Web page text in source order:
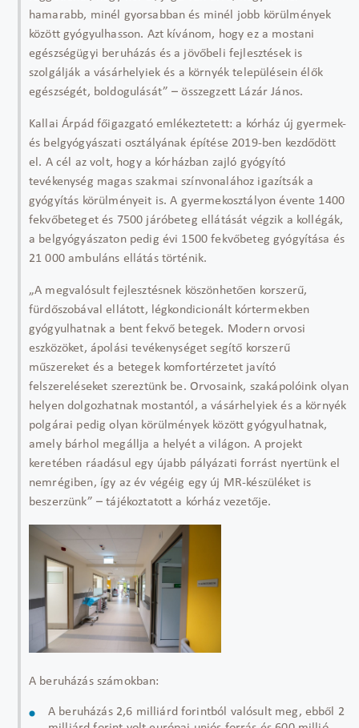
hamarabb, minél gyorsabban és minél jobb körülmények
között gyógyulhasson. Azt kívánom, hogy ez a mostani
egészségügyi beruházás és a jövőbeli fejlesztések is
szolgálják a vásárhelyiek és a környék településein élők
egészségét, boldogulását” – összegzett Lázár János.
Kallai Árpád főigazgató emlékeztetett: a kórház új gyermek-
és belgyógyászati osztályának építése 2019-ben kezdődött
el. A cél az volt, hogy a kórházban zajló gyógyító
tevékenység magas szakmai színvonalához igazítsák a
gyógyítás körülményeit is. A gyermekosztályon évente 1400
fekvőbeteget és 7500 járóbeteg ellátását végzik a kollégák,
a belgyógyászaton pedig évi 1500 fekvőbeteg gyógyítása és
21 000 ambuláns ellátás történik.
„A megvalósult fejlesztésnek köszönhetően korszerű,
fürdőszobával ellátott, légkondicionált kórtermekben
gyógyulhatnak a bent fekvő betegek. Modern orvosi
eszközöket, ápolási tevékenységet segítő korszerű
műszereket és a betegek komfortérzetet javító
felszereléseket szereztünk be. Orvosaink, szakápolóink olyan
helyen dolgozhatnak mostantól, a vásárhelyiek és a környék
polgárai pedig olyan körülmények között gyógyulhatnak,
amely bárhol megállja a helyét a világon. A projekt
keretében ráadásul egy újabb pályázati forrást nyertünk el
nemrégiben, így az év végéig egy új MR-készüléket is
beszerzünk” – tájékoztatott a kórház vezetője.
A beruházás számokban:
A beruházás 2,6 milliárd forintból valósult meg, ebből 2